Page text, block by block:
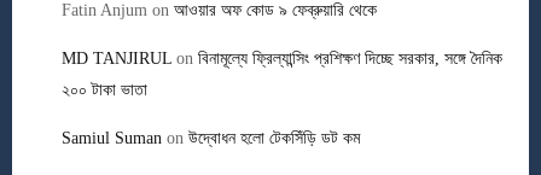
Fatin Anjum on আওয়ার অফ কোড ৯ ফেব্রুয়ারি থেকে
MD TANJIRUL on বিনামূল্যে ফ্রিল্যান্সিং প্রশিক্ষণ দিচ্ছে সরকার, সঙ্গে দৈনিক
২০০ টাকা ভাতা
Samiul Suman on উদ্বোধন হলো টেকসিঁড়ি ডট কম